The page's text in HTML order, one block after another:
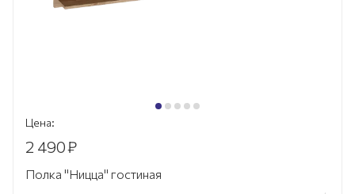
Цена:
2 490₽
Полка "Ницца" гостиная